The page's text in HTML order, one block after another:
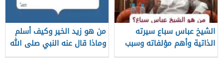
الشيخ عباس سباع سيرته
الذاتية وأهم مؤلفاته وسبب
وفاته
من هو زيد الخير وكيف أسلم
وماذا قال عنه النبي صلى الله
عليه وسلم؟